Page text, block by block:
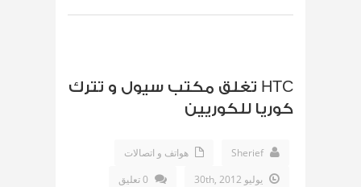
HTC تغلق مكتب سيول و تترك
كوريا للكوريين
Sherief
هواتف و اتصالات
يوليو 30th, 2012
0 تعليق